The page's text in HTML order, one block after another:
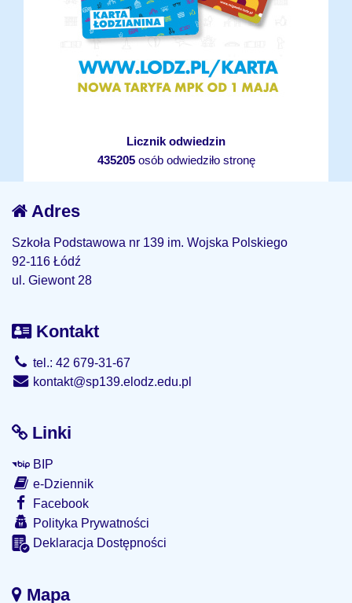
Licznik odwiedzin
435205osób odwiedziło stronę
Adres
Szkoła Podstawowa nr 139 im. Wojska Polskiego
92-116 Łódź
ul. Giewont 28
Kontakt
tel.: 42 679-31-67
kontakt@sp139.elodz.edu.pl
Linki
BIP
e-Dziennik
Facebook
Polityka Prywatności
Deklaracja Dostępności
Mapa